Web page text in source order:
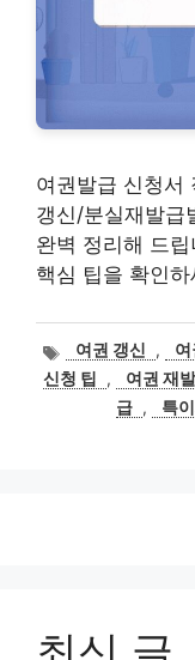
여권발급 신청서
갱신/분실재발급
완벽 정리해 드
핵심 팁을 확인하
태
그
여권 갱신 , 여
신청 팁
, 여권 재
급 , 특